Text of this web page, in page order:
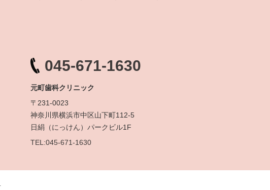
045-671-1630
元町歯科クリニック
〒231-0023
神奈川県横浜市中区山下町112-5
日絹（にっけん）パークビル1F
TEL:045-671-1630